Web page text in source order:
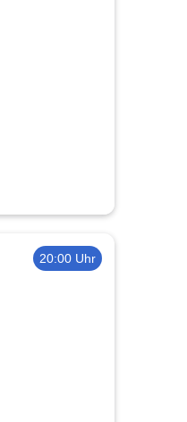
20:00 Uhr